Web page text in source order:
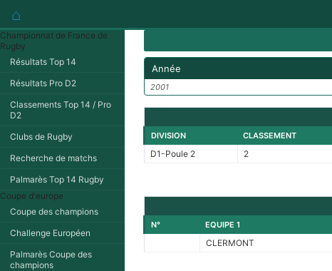
⌂
Championnat de France de
Rugby
Résultats Top 14
Résultats Pro D2
Classements Top 14 / Pro
D2
Clubs de Rugby
Recherche de matchs
Palmarès Top 14 Rugby
Coupe d'europe
Coupe des champions
Challenge Européen
Palmarès Coupe des
champions
Année
2001
DIVISION
CLASSEMENT
D1-Poule 2 2
N°
EQUIPE 1
CLERMONT